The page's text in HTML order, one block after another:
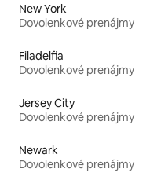
New York
Dovolenkové prenájmy
Filadelfia
Dovolenkové prenájmy
Jersey City
Dovolenkové prenájmy
Newark
Dovolenkové prenájmy